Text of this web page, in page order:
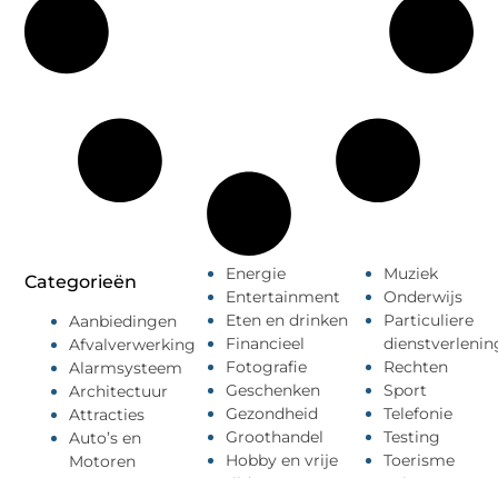
Categorieën
Aanbiedingen
Afvalverwerking
Alarmsysteem
Architectuur
Attracties
Auto’s en
Motoren
Energie
Entertainment
Eten en drinken
Financieel
Fotografie
Geschenken
Gezondheid
Groothandel
Hobby en vrije
Muziek
Onderwijs
Particuliere
Rechten
Sport
Telefonie
Testing
Toerisme